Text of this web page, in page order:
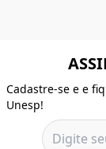
Cadastre-se e e
Unesp!